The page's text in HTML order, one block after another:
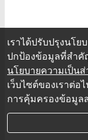
เราได้ปรับปรุงนโ
ปกป้องข้อมูลที่สำคั
นโยบายความเป็น
เว็บไซต์ของเราต่
การคุ้มครองข้อมูล